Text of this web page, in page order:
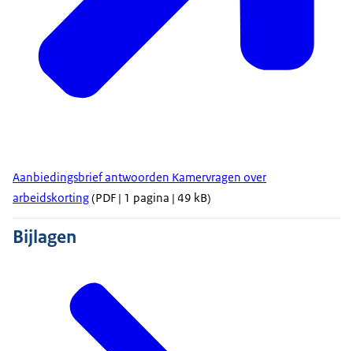
Aanbiedingsbrief antwoorden Kamervragen over
arbeidskorting(PDF | 1 pagina | 49 kB)
Bijlagen